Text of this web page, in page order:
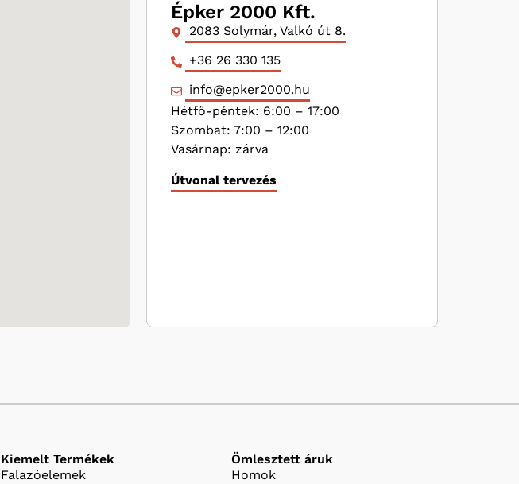
Épker 2000 Kft.
2083 Solymár, Valkó út 8.
+36 26 330 135
info@epker2000.hu
Hétfő-péntek: 6:00 – 17:00
Szombat: 7:00 – 12:00
Vasárnap: zárva
Útvonal tervezés
Kiemelt Termékek
Falazóelemek
Ömlesztett áruk
Homok